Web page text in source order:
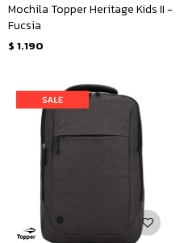
Mochila Topper Heritage Kids II -
Fucsia
$ 1.190